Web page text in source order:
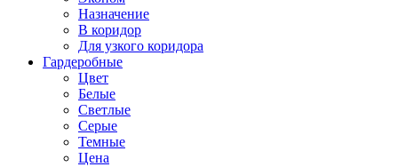
Назначение
В коридор
Для узкого коридора
Гардеробные
Цвет
Белые
Светлые
Серые
Темные
Цена